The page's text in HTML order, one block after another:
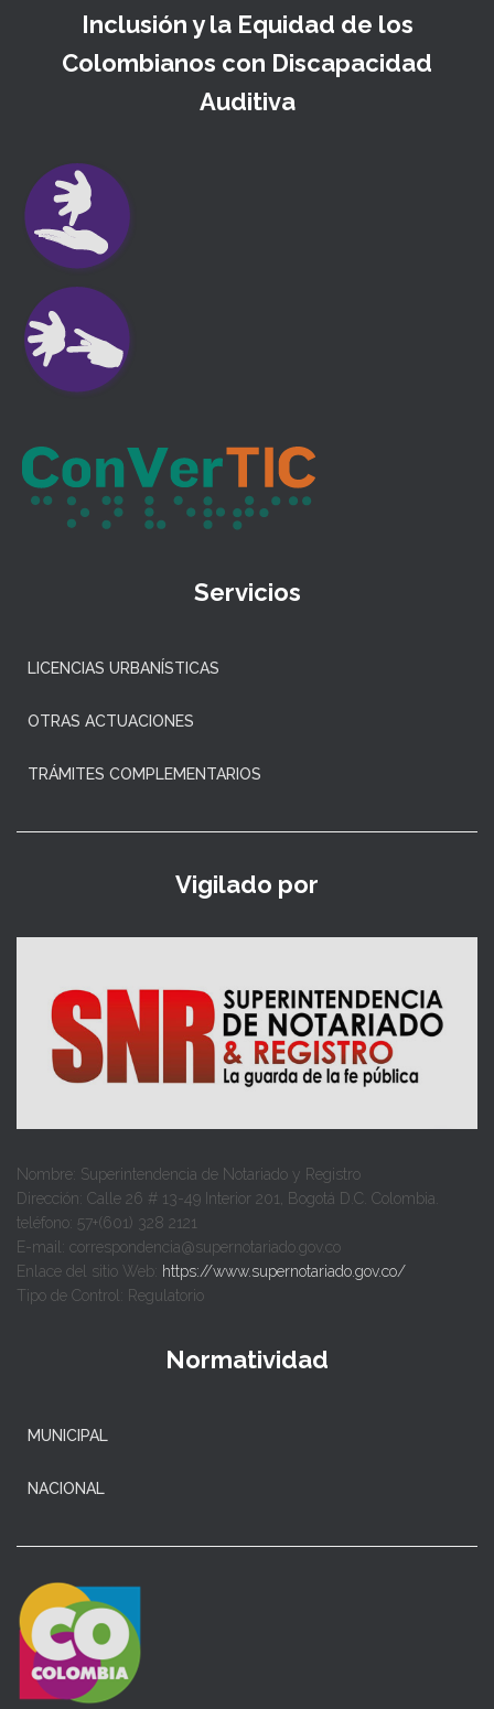
Inclusión y la Equidad de los
Colombianos con Discapacidad
Auditiva
Servicios
LICENCIAS URBANÍSTICAS
OTRAS ACTUACIONES
TRÁMITES COMPLEMENTARIOS
Vigilado por
Nombre: Superintendencia de Notariado y Registro
Dirección: Calle 26 # 13-49 Interior 201, Bogotá D.C. Colombia.
teléfono: 57+(601) 328 2121
E-mail: correspondencia@supernotariado.gov.co
Enlace del sitio Web: https://www.supernotariado.gov.co/
Tipo de Control: Regulatorio
Normatividad
MUNICIPAL
NACIONAL